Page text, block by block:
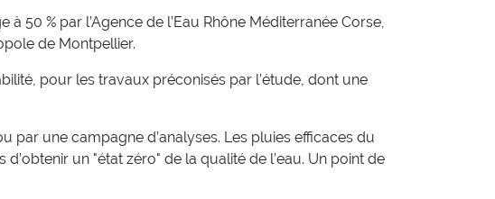
50 % par l’Agence de l’Eau Rhône Méditerranée Corse,
de Montpellier.
pour les travaux préconisés par l’étude, dont une
par une campagne d’analyses. Les pluies efficaces du
un "état zéro" de la qualité de l’eau. Un point de